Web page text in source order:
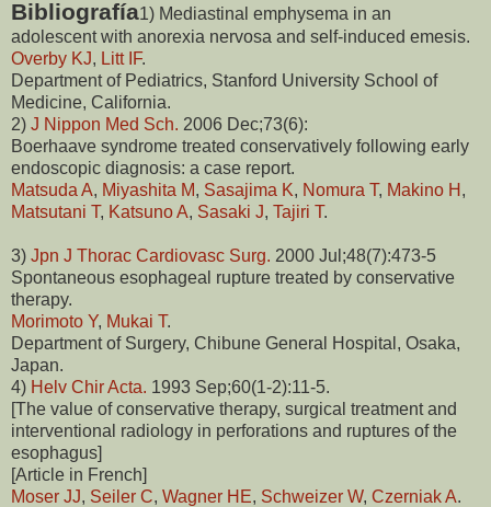
Bibliografía1) Mediastinal emphysema in an
adolescent with anorexia nervosa and self-induced emesis.
Overby KJ, Litt IF.
Department of Pediatrics, Stanford University School of
Medicine, California.
2) J Nippon Med Sch. 2006 Dec;73(6):
Boerhaave syndrome treated conservatively following early
endoscopic diagnosis: a case report.
Matsuda A, Miyashita M, Sasajima K, Nomura T, Makino H ,
Matsutani T, Katsuno A, Sasaki J, Tajiri T.
3) Jpn J Thorac Cardiovasc Surg. 2000 Jul;48(7):473-5
Spontaneous esophageal rupture treated by conservative
therapy.
Morimoto Y, Mukai T.
Department of Surgery, Chibune General Hospital, Osaka,
Japan.
4) Helv Chir Acta. 1993 Sep;60(1-2):11-5.
[The value of conservative therapy, surgical treatment and
interventional radiology in perforations and ruptures of the
esophagus]
[Article in French]
Moser JJ, Seiler C, Wagner HE, Schweizer W, Czerniak A.